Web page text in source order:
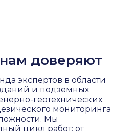
(2D)
Анализ
(3D)
Оценка
мероприятия
методик в зависимости от
поведения грунта
устойчивости
рекомендаций по
с графиками, эпюрами,
доверяют
экспертов в области
и подземных
геотехнических
мониторинга
Мы
цикл работ: от